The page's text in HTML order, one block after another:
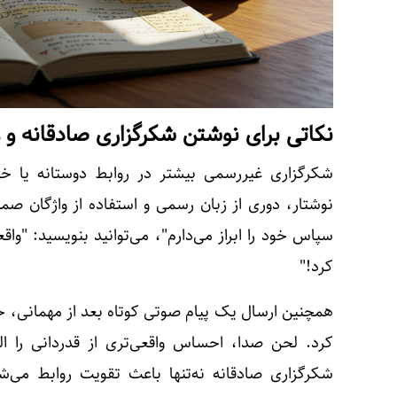
نکاتی برای نوشتن شکرگزاری صادقانه
شکرگزاری غیررسمی بیشتر در روابط دوستانه یا
نوشتار، دوری از زبان رسمی و استفاده از
سپاس خود را ابراز می‌دارم"، می‌توانید بنویسید:
کرد!"
همچنین ارسال یک پیام صوتی کوتاه بعد از
شکرگزاری صادقانه نه‌تنها باعث تقویت روابط